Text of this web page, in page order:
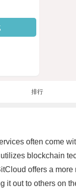
排行
often come
blockchain
offers a
it out to others on